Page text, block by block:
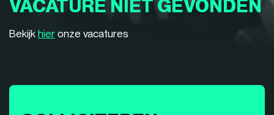
VACATURE NIET GEVONDEN
Bekijk hier onze vacatures